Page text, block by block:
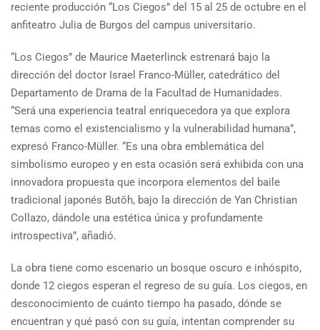
reciente producción “Los Ciegos” del 15 al 25 de octubre en el
anfiteatro Julia de Burgos del campus universitario.
“Los Ciegos” de Maurice Maeterlinck estrenará bajo la
dirección del doctor Israel Franco-Müller, catedrático del
Departamento de Drama de la Facultad de Humanidades.
“Será una experiencia teatral enriquecedora ya que explora
temas como el existencialismo y la vulnerabilidad humana”,
expresó Franco-Müller. “Es una obra emblemática del
simbolismo europeo y en esta ocasión será exhibida con una
innovadora propuesta que incorpora elementos del baile
tradicional japonés Butōh, bajo la dirección de Yan Christian
Collazo, dándole una estética única y profundamente
introspectiva”, añadió.
La obra tiene como escenario un bosque oscuro e inhóspito,
donde 12 ciegos esperan el regreso de su guía. Los ciegos, en
desconocimiento de cuánto tiempo ha pasado, dónde se
encuentran y qué pasó con su guía, intentan comprender su